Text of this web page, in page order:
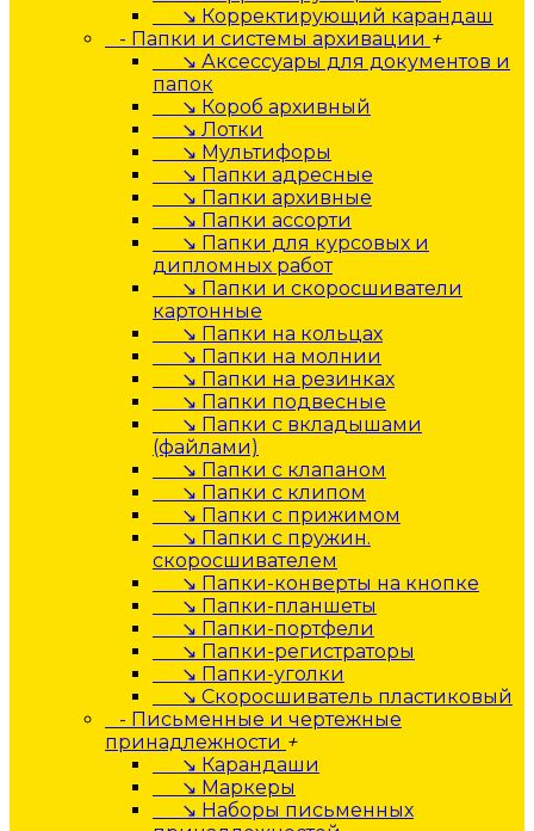
↘ Корректирующий карандаш
- Папки и системы архивации +
↘ Аксессуары для документов и
папок
↘ Короб архивный
↘ Лотки
↘ Мультифоры
↘ Папки адресные
↘ Папки архивные
↘ Папки ассорти
↘ Папки для курсовых и
дипломных работ
↘ Папки и скоросшиватели
картонные
↘ Папки на кольцах
↘ Папки на молнии
↘ Папки на резинках
↘ Папки подвесные
↘ Папки с вкладышами
(файлами)
↘ Папки с клапаном
↘ Папки с клипом
↘ Папки с прижимом
↘ Папки с пружин.
скоросшивателем
↘ Папки-конверты на кнопке
↘ Папки-планшеты
↘ Папки-портфели
↘ Папки-регистраторы
↘ Папки-уголки
↘ Скоросшиватель пластиковый
- Письменные и чертежные
принадлежности +
↘ Карандаши
↘ Маркеры
↘ Наборы письменных